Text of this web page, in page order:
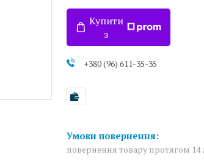
Купити
з
+380 (96) 611-35-35
повернення товару протягом 14